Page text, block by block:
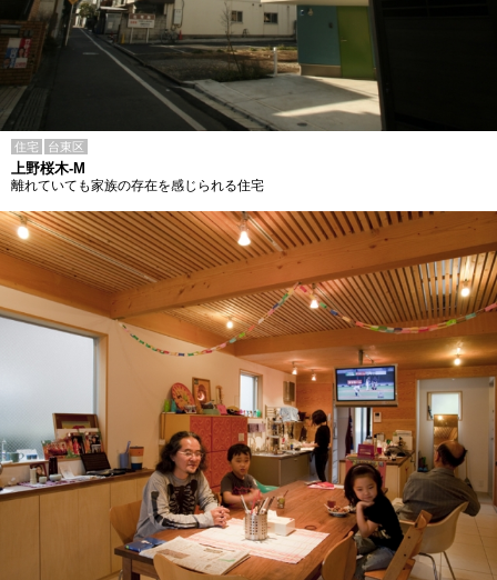
住宅 台東区
上野桜木-M
離れていても家族の存在を感じられる住宅